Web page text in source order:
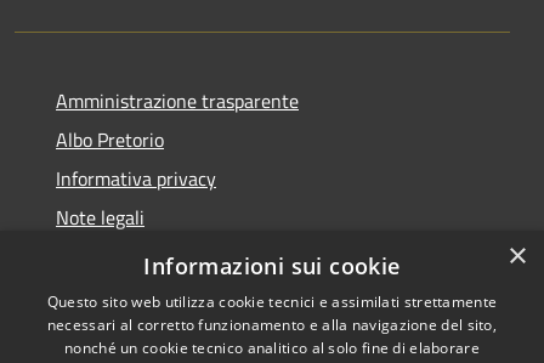
Amministrazione trasparente
Albo Pretorio
Informativa privacy
Note legali
Dichiarazione di accessibilità
×
Informazioni sui cookie
Questo sito web utilizza cookie tecnici e assimilati strettamente
necessari al corretto funzionamento e alla navigazione del sito,
nonché un cookie tecnico analitico al solo fine di elaborare